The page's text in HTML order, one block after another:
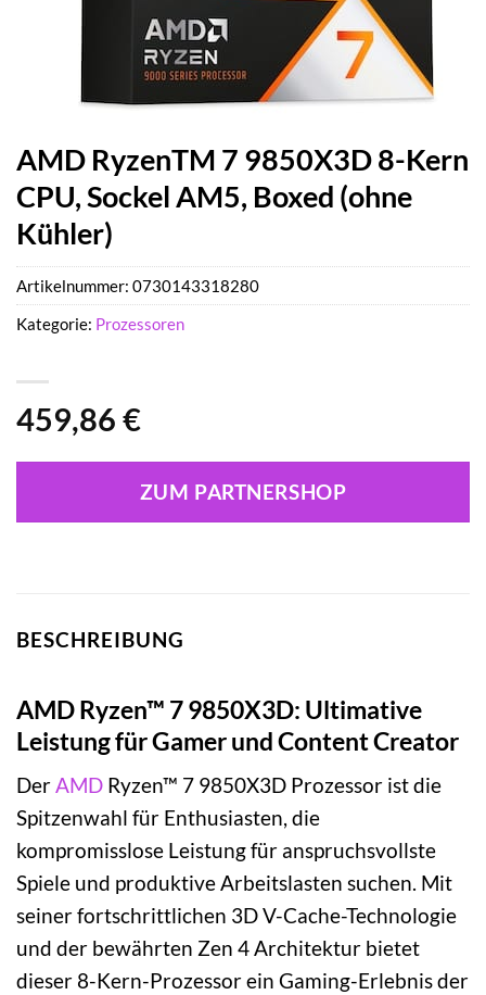
AMD RyzenTM 7 9850X3D 8-Kern
CPU, Sockel AM5, Boxed (ohne
Kühler)
459,86 €
ZUM PARTNERSHOP
Artikelnummer: 0730143318280
Kategorie: Prozessoren
BESCHREIBUNG
AMD Ryzen™ 7 9850X3D: Ultimative
Leistung für Gamer und Content Creator
DerAMD Ryzen™ 7 9850X3D Prozessor ist die
Spitzenwahl für Enthusiasten, die
kompromisslose Leistung für anspruchsvollste
Spiele und produktive Arbeitslasten suchen. Mit
seiner fortschrittlichen 3D V-Cache-Technologie
und der bewährten Zen 4 Architektur bietet
dieser 8-Kern-Prozessor ein Gaming-Erlebnis der